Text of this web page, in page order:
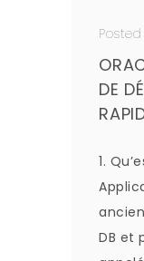
Posted
DE
1.
DB et